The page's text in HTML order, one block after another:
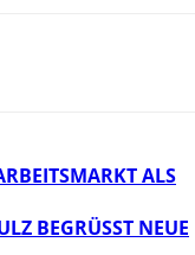
ALS
BEGRÜSST NEUE M